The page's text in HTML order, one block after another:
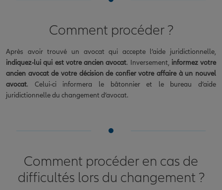
Comment procéder ?
Après avoir trouvé un avocat qui accepte l’aide juridictionnelle,
indiquez-lui qui est votre ancien avocat. Inversement, informez votre
ancien avocat de votre décision de confier votre affaire à un nouvel
avocat. Celui-ci informera le bâtonnier et le bureau d’aide
juridictionnelle du changement d’avocat.
Comment procéder en cas de
difficultés lors du changement ?